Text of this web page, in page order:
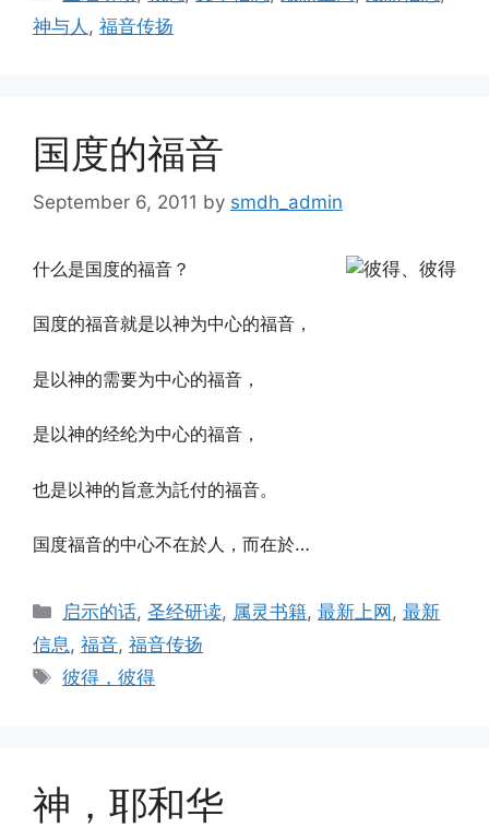
神与人 , 福音传扬
国度的福音
September 6, 2011 by smdh_admin
什么是国度的福音？
国度的福音就是以神为中心的福音，
是以神的需要为中心的福音，
是以神的经纶为中心的福音，
也是以神的旨意为託付的福音。
国度福音的中心不在於人，而在於…
Categories
启示的话,圣经研读, 属灵书籍,最新上网 ,最新
信息, 福音, 福音传扬
Tags
彼得，彼得
神，耶和华